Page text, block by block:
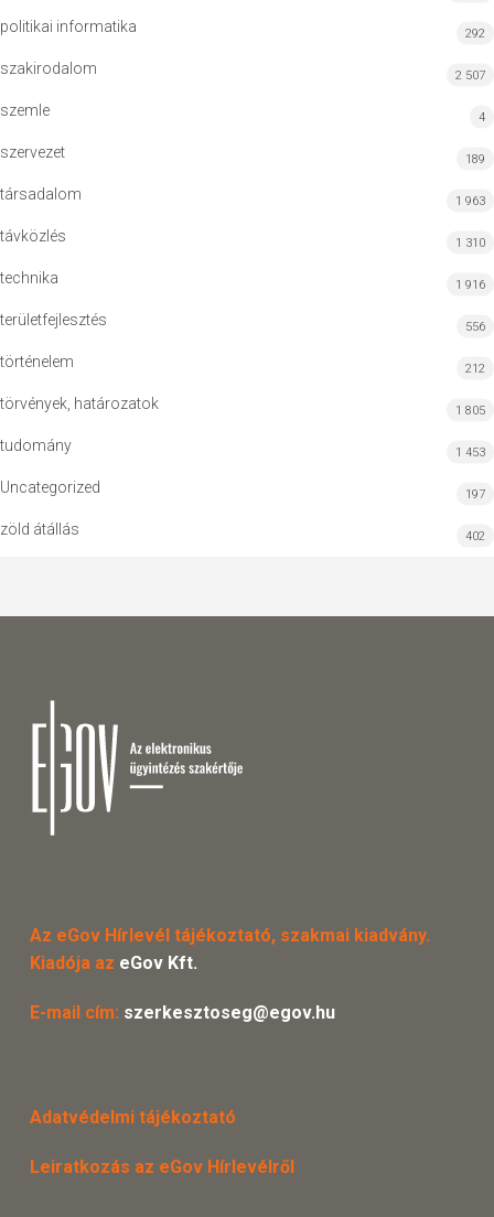
politikai informatika 292
szakirodalom 2 507
szemle 4
szervezet 189
társadalom 1 963
távközlés 1 310
technika 1 916
területfejlesztés 556
történelem 212
törvények, határozatok 1 805
tudomány 1 453
Uncategorized 197
zöld átállás 402
Az eGov Hírlevél tájékoztató, szakmai kiadvány.
Kiadója az eGov Kft.
E-mail cím: szerkesztoseg@egov.hu
Adatvédelmi tájékoztató
Leiratkozás az eGov Hírlevélről